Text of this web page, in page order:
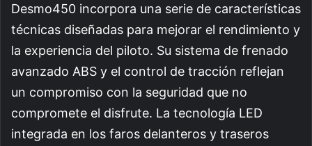
Desmo450 incorpora una serie de características
técnicas diseñadas para mejorar el rendimiento y
la experiencia del piloto. Su sistema de frenado
avanzado ABS y el control de tracción reflejan
un compromiso con la seguridad que no
compromete el disfrute. La tecnología LED
integrada en los faros delanteros y traseros